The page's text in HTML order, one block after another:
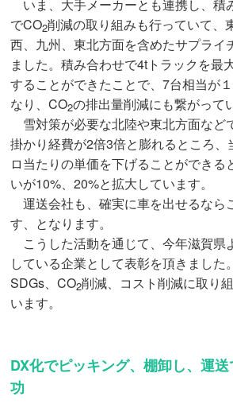
いま、大手メーカーとも連携し、積
でCO2削減の取り組みも行っていて、
西、九州、東北方面を含めたサプライ
ました。積み合わせで4tトラックを最
することができたことで、7台相当が
なり、CO2の排出量削減にも繋がって
雪対策が必要な北陸や東北方面など
掛かり経費が2倍3倍と膨れるところ、
ロ当たりの単価を下げることができる
いが10%、20%と拡大しています。
運送会社も、確実に車を出せるなら
す、となります。
こうした活動を通じて、今年滋賀県
している企業として表彰を頂きました
SDGs、CO2削減、コスト削減に取り
います。
DX化でピッキング、棚卸し、運
功